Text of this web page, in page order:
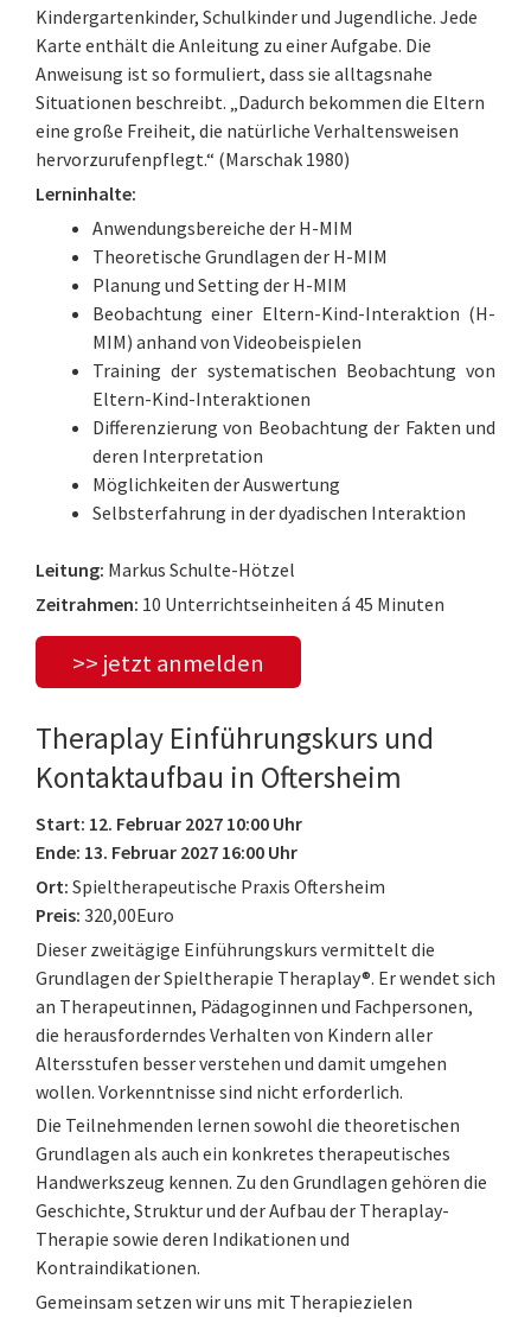
Kindergartenkinder, Schulkinder und Jugendliche. Jede
Karte enthält die Anleitung zu einer Aufgabe. Die
Anweisung ist so formuliert, dass sie alltagsnahe
Situationen beschreibt. „Dadurch bekommen die Eltern
eine große Freiheit, die natürliche Verhaltensweisen
hervorzurufenpflegt.“ (Marschak 1980)
Lerninhalte:
Anwendungsbereiche der H-MIM
Theoretische Grundlagen der H-MIM
Planung und Setting der H-MIM
Beobachtung einer Eltern-Kind-Interaktion (H-
MIM) anhand von Videobeispielen
Training der systematischen Beobachtung von
Eltern-Kind-Interaktionen
Differenzierung von Beobachtung der Fakten und
deren Interpretation
Möglichkeiten der Auswertung
Selbsterfahrung in der dyadischen Interaktion
Leitung: Markus Schulte-Hötzel
Zeitrahmen: 10 Unterrichtseinheiten á 45 Minuten
>> jetzt anmelden
Theraplay Einführungskurs und
Kontaktaufbau in Oftersheim
Start: 12. Februar 2027 10:00 Uhr
Ende: 13. Februar 2027 16:00 Uhr
Ort: Spieltherapeutische Praxis Oftersheim
Preis: 320,00Euro
Dieser zweitägige Einführungskurs vermittelt die
Grundlagen der Spieltherapie Theraplay®. Er wendet sich
an Therapeutinnen, Pädagoginnen und Fachpersonen,
die herausforderndes Verhalten von Kindern aller
Altersstufen besser verstehen und damit umgehen
wollen. Vorkenntnisse sind nicht erforderlich.
Die Teilnehmenden lernen sowohl die theoretischen
Grundlagen als auch ein konkretes therapeutisches
Handwerkszeug kennen. Zu den Grundlagen gehören die
Geschichte, Struktur und der Aufbau der Theraplay-
Therapie sowie deren Indikationen und
Kontraindikationen.
Gemeinsam setzen wir uns mit Therapiezielen